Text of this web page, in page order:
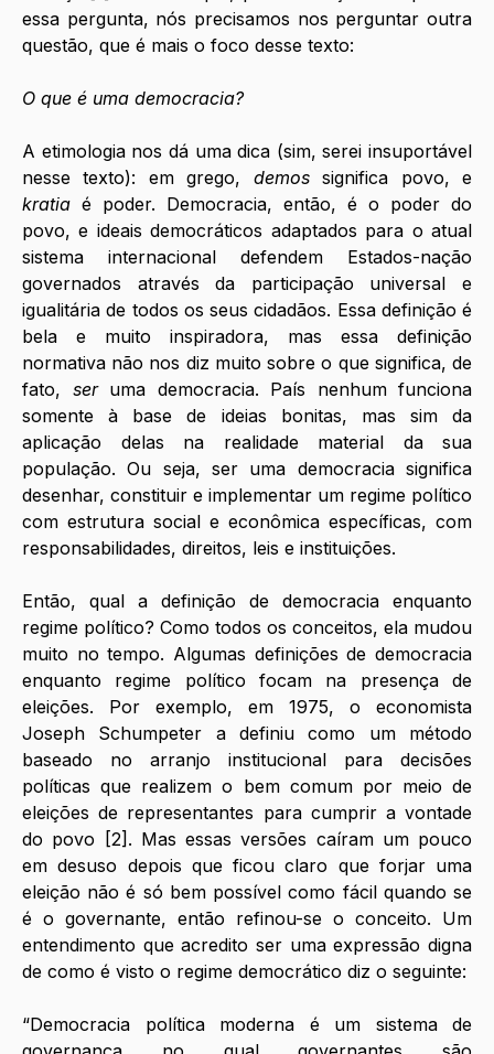
essa pergunta, nós precisamos nos perguntar outra
questão, que é mais o foco desse texto:
O que é uma democracia?
A etimologia nos dá uma dica (sim, serei insuportável
nesse texto): em grego, demos
kratia é poder. Democracia, então, é o poder do
povo, e ideais democráticos adaptados para o atual
sistema internacional defendem Estados-nação
governados através da participação universal e
igualitária de todos os seus cidadãos. Essa definição é
bela e muito inspiradora, mas essa definição
normativa não nos diz muito sobre o que significa, de
fato, ser uma democracia. País nenhum funciona
somente à base de ideias bonitas, mas sim da
aplicação delas na realidade material da sua
população. Ou seja, ser uma democracia significa
desenhar, constituir e implementar um regime político
com estrutura social e econômica específicas, com
responsabilidades, direitos, leis e instituições.
Então, qual a definição de democracia enquanto
regime político? Como todos os conceitos, ela mudou
muito no tempo. Algumas definições de democracia
enquanto regime político focam na presença de
eleições. Por exemplo, em 1975, o economista
Joseph Schumpeter a definiu como um método
baseado no arranjo institucional para decisões
políticas que realizem o bem comum por meio de
eleições de representantes para cumprir a vontade
do povo [2]. Mas essas versões caíram um pouco
em desuso depois que ficou claro que forjar uma
eleição não é só bem possível como fácil quando se
é o governante, então refinou-se o conceito. Um
entendimento que acredito ser uma expressão digna
de como é visto o regime democrático diz o seguinte:
“Democracia política moderna é um sistema de